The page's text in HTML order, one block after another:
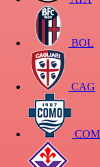
BOL
CAG
COM